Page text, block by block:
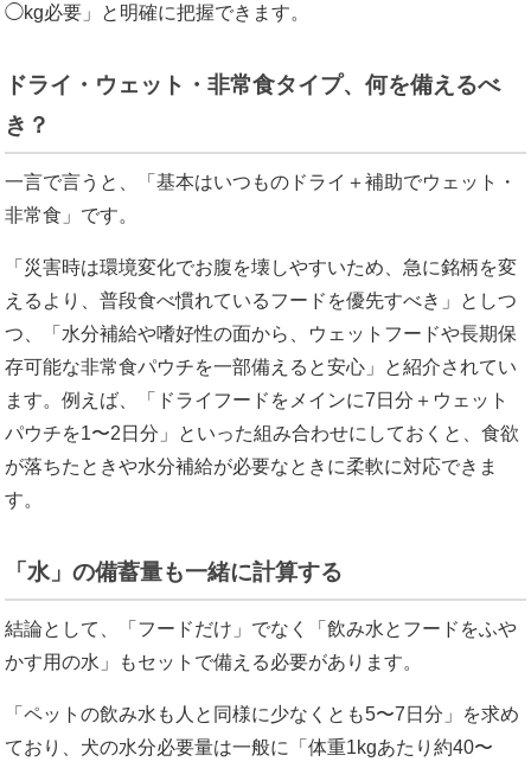
◯kg必要」と明確に把握できます。
ドライ・ウェット・非常食タイプ、何を備えるべ
き？
一言で言うと、「基本はいつものドライ＋補助でウェット・
非常食」です。
「災害時は環境変化でお腹を壊しやすいため、急に銘柄を変
えるより、普段食べ慣れているフードを優先すべき」としつ
つ、「水分補給や嗜好性の面から、ウェットフードや長期保
存可能な非常食パウチを一部備えると安心」と紹介されてい
ます。例えば、「ドライフードをメインに7日分＋ウェット
パウチを1〜2日分」といった組み合わせにしておくと、食欲
が落ちたときや水分補給が必要なときに柔軟に対応できま
す。
「水」の備蓄量も一緒に計算する
結論として、「フードだけ」でなく「飲み水とフードをふや
かす用の水」もセットで備える必要があります。
「ペットの飲み水も人と同様に少なくとも5〜7日分」を求め
ており、犬の水分必要量は一般に「体重1kgあたり約40〜